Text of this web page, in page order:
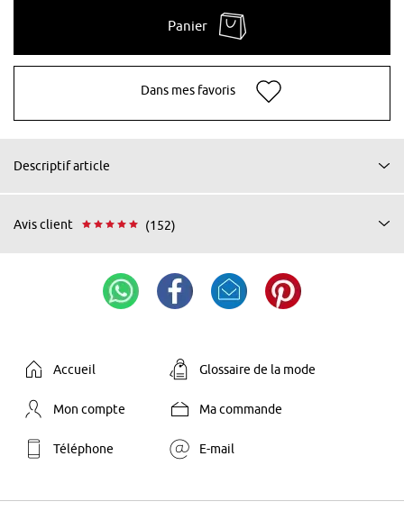
Panier
Dans mes favoris
Descriptif article
Avis client (152)
Accueil Glossaire de la mode
Mon compte Ma commande
Téléphone E-mail